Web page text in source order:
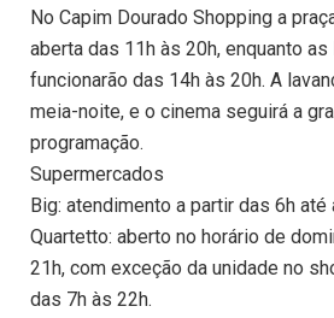
No Capim Dourado Shopping a
aberta das 11h às 20h, enquanto
funcionarão das 14h às 20h. A
meia-noite, e o cinema seguirá a
programação.
Supermercados
Big: atendimento a partir das 6h até
Quartetto: aberto no horário de
21h, com exceção da unidade no
das 7h às 22h.